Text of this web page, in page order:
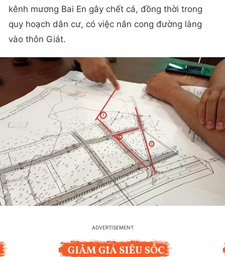
kênh mương Bai En gây chết cá, đồng thời trong
quy hoạch dân cư, có việc nắn cong đường làng
vào thôn Giát.